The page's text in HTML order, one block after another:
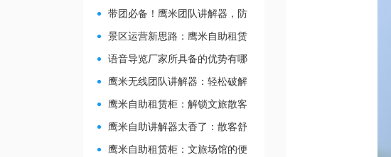
区讲解系统，解决多团队接待核心
痛点
带团必备！鹰米团队讲解器，防
串音 + 易管理双在线
景区运营新思路：鹰米自助租赁
柜，不只是省了点人工费
​语音导览厂家所具备的优势有哪
些？
鹰米无线团队讲解器：轻松破解
大团队沟通难题
鹰米自助租赁柜：解锁文旅散客
服务新方式，省心又高效
鹰米自助讲解器太香了：散客舒
心，我们运营也减负
鹰米自助租赁柜：文旅场馆的便